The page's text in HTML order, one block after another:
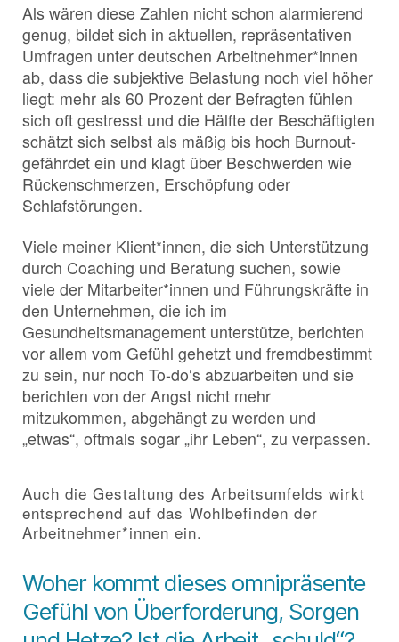
Als wären diese Zahlen nicht schon alarmierend
genug, bildet sich in aktuellen, repräsentativen
Umfragen unter deutschen Arbeitnehmer*innen
ab, dass die subjektive Belastung noch viel höher
liegt: mehr als 60 Prozent der Befragten fühlen
sich oft gestresst und die Hälfte der Beschäftigten
schätzt sich selbst als mäßig bis hoch Burnout-
gefährdet ein und klagt über Beschwerden wie
Rückenschmerzen, Erschöpfung oder
Schlafstörungen.
Viele meiner Klient*innen, die sich Unterstützung
durch Coaching und Beratung suchen, sowie
viele der Mitarbeiter*innen und Führungskräfte in
den Unternehmen, die ich im
Gesundheitsmanagement unterstütze, berichten
vor allem vom Gefühl gehetzt und fremdbestimmt
zu sein, nur noch To-do‘s abzuarbeiten und sie
berichten von der Angst nicht mehr
mitzukommen, abgehängt zu werden und
„etwas“, oftmals sogar „ihr Leben“, zu verpassen.
Auch die Gestaltung des Arbeitsumfelds wirkt
entsprechend auf das Wohlbefinden der
Arbeitnehmer*innen ein.
Woher kommt dieses omnipräsente
Gefühl von Überforderung, Sorgen